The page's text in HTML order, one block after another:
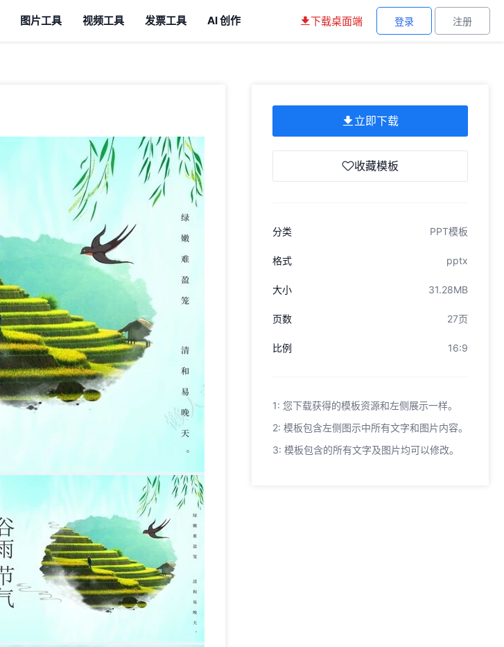
图片工具 视频工具 发票工具 AI 创作 下载桌面端 登录 注册
立即下载
收藏模板
分类 PPT模板
格式 pptx
大小 31.28MB
页数 27页
比例 16:9
1: 您下载获得的模板资源和左侧展示一样。
2: 模板包含左侧图示中所有文字和图片内容。
3: 模板包含的所有文字及图片均可以修改。